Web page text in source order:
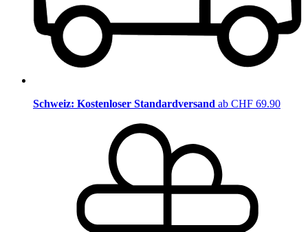
Schweiz: Kostenloser Standardversand ab CHF 69.90